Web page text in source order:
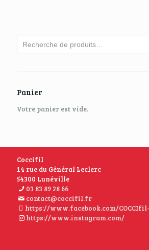
Panier
Votre panier est vide.
Coccifil
14 rue du Général Leclerc
54300 Lunéville
03 83 89 28 66
contact@coccifil.fr
https://www.facebook.com/COCCIfil-
https://www.instagram.com/